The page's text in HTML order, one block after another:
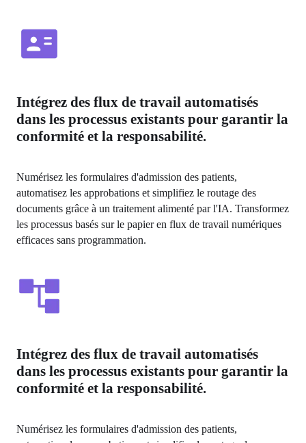
Intégrez des flux de travail automatisés
dans les processus existants pour garantir la
conformité et la responsabilité.
Numérisez les formulaires d'admission des patients,
automatisez les approbations et simplifiez le routage des
documents grâce à un traitement alimenté par l'IA. Transformez
les processus basés sur le papier en flux de travail numériques
efficaces sans programmation.
Intégrez des flux de travail automatisés
dans les processus existants pour garantir la
conformité et la responsabilité.
Numérisez les formulaires d'admission des patients,